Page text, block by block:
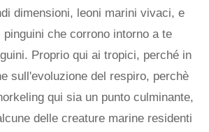
dimensioni, leoni marini vivaci, e
pinguini che corrono intorno a te
Proprio qui ai tropici, perché in
sull'evoluzione del respiro, perchè
qui sia un punto culminante,
delle creature marine residenti